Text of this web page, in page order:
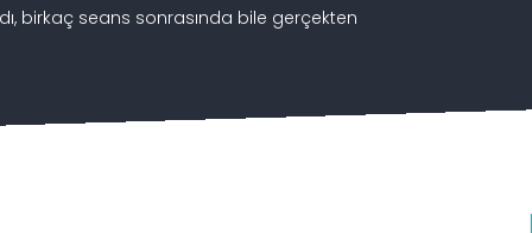
birkaç seans sonrasında bile gerçekten